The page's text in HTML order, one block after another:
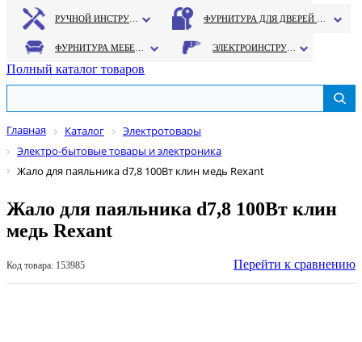
Полный каталог товаров
Главная Каталог
Электротовары
Электро-бытовые товары и электроника
Жало для паяльника d7,8 100Вт клин медь Rexant
Жало для паяльника d7,8 100Вт клин
медь Rexant
Код товара: 153985 Перейти к сравнению